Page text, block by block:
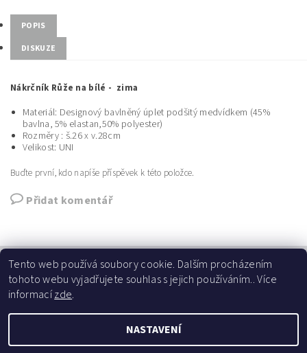
POPIS
DISKUZE
Nákrčník Růže na bílé - zima
Materiál: Designový bavlněný úplet podšitý medvídkem (45%
bavlna, 5% elastan,50% polyester)
Rozměry : š.26 x v.28cm
Velikost: UNI
Buďte první, kdo napíše příspěvek k této položce.
Přidat komentář
2026 ©Poppyhead s.r.o., všechna práva vyhrazena
Tento web používá soubory cookie. Dalším procházením
tohoto webu vyjadřujete souhlas s jejich používáním.. Více
informacízde.
NASTAVENÍ